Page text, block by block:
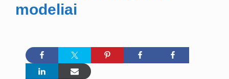
modeliai